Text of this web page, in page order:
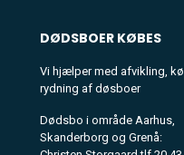
DØDSBOER KØBES
Vi hjælper med afvikling,
rydning af døsboer
Dødsbo i område Aarhus,
Skanderborg og Grenå: